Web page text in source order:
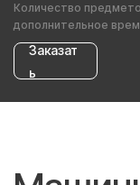
Количество
дополнительное
Заказат
ь